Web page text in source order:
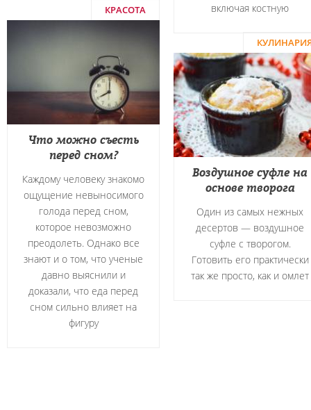
включая костную
КРАСОТА
Что можно съесть
перед сном?
Каждому человеку знакомо
ощущение невыносимого
голода перед сном,
которое невозможно
преодолеть. Однако все
знают и о том, что ученые
давно выяснили и
доказали, что еда перед
сном сильно влияет на
фигуру
Воздушное суфле на
основе творога
Один из самых нежных
десертов — воздушное
суфле с творогом.
Готовить его практически
так же просто, как и омлет